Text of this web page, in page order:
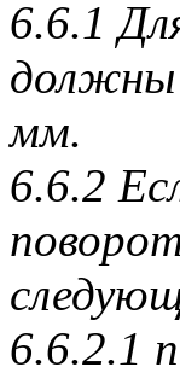
6.6.1
должны
мм.
6.6.2
6.6.2.1